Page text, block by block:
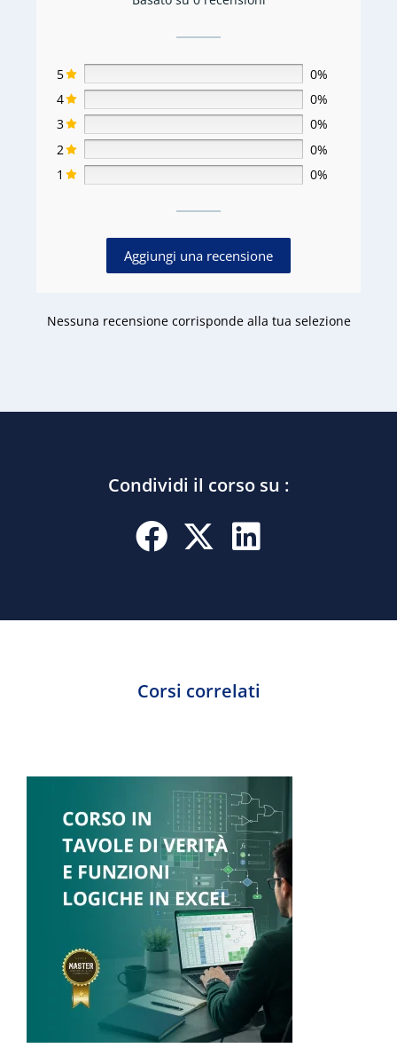
5
0%
4
0%
3
0%
2
0%
1
0%
Aggiungi una recensione
Nessuna recensione corrisponde alla tua selezione
Condividi il corso su :
Corsi correlati